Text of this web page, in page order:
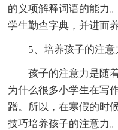
的义项解释词语的能力
学生勤查字典，并进而
5、培养孩子的注意
孩子的注意力是随着
为什么很多小学生在写
蹭。所以，在寒假的时
技巧培养孩子的注意力